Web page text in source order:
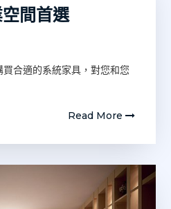
間首選
合適的系統家具，對您和您
Read More